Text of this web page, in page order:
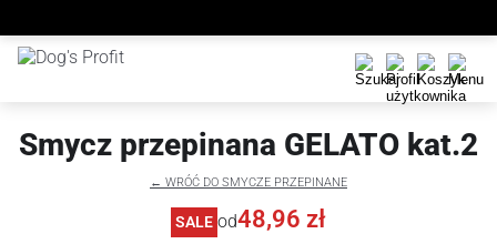
Smycz przepinana GELATO kat.2
← WRÓĆ DO SMYCZE PRZEPINANE
SALE od48,96 zł